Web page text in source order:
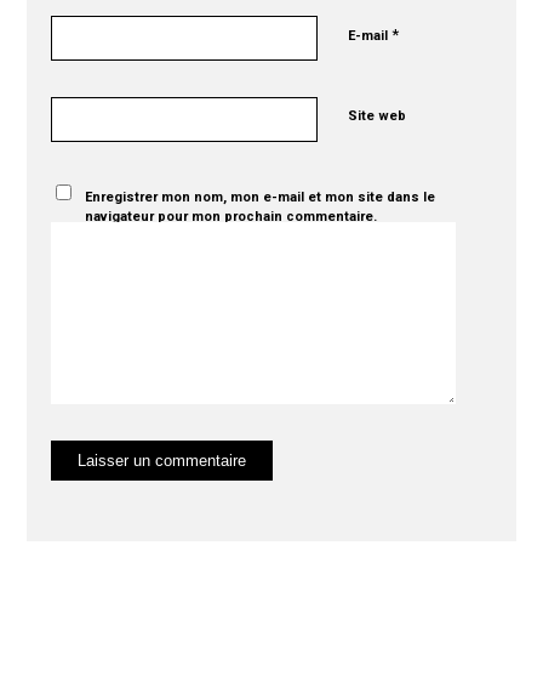
E-mail*
Site web
Enregistrer mon nom, mon e-mail et mon site dans le
navigateur pour mon prochain commentaire.